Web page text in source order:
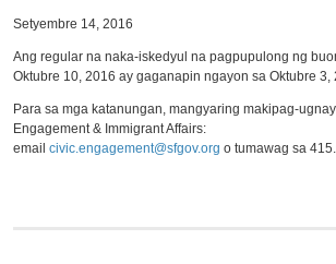
Setyembre 14, 2016
Ang regular na naka-iskedyul na pagpupulong ng
Oktubre 10, 2016 ay gaganapin ngayon sa Oktubre 3,
Para sa mga katanungan, mangyaring makipag-
Engagement & Immigrant Affairs:
emailcivic.engagement@sfgov.org o tumawag sa